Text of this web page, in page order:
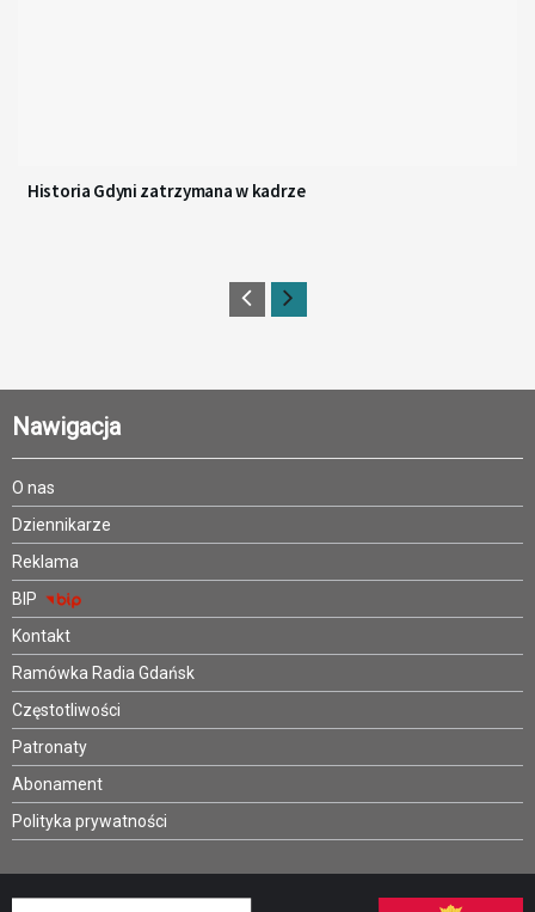
Historia Gdyni zatrzymana w kadrze
Nawigacja
O nas
Dziennikarze
Reklama
BIP
Kontakt
Ramówka Radia Gdańsk
Częstotliwości
Patronaty
Abonament
Polityka prywatności